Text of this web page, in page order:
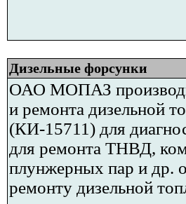
Дизельные форсунки
ОАО МОПАЗ
и ремонта дизельной
(КИ-15711) для
для ремонта ТНВД,
плунжерных пар и др.
ремонту дизельной